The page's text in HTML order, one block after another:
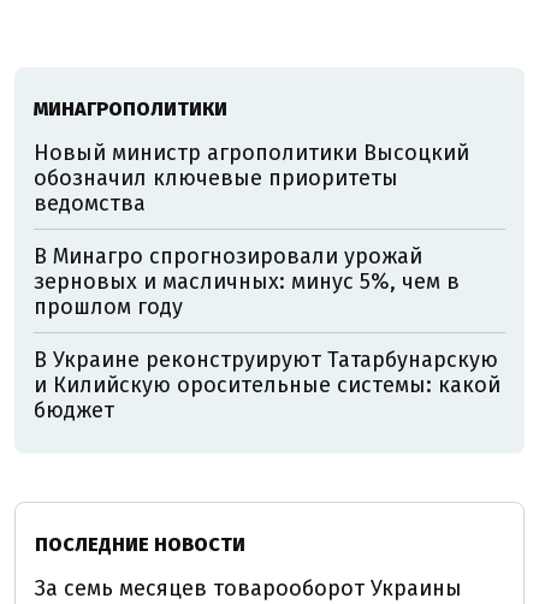
МИНАГРОПОЛИТИКИ
Новый министр агрополитики Высоцкий
обозначил ключевые приоритеты
ведомства
В Минагро спрогнозировали урожай
зерновых и масличных: минус 5%, чем в
прошлом году
В Украине реконструируют Татарбунарскую
и Килийскую оросительные системы: какой
бюджет
ПОСЛЕДНИЕ НОВОСТИ
За семь месяцев товарооборот Украины